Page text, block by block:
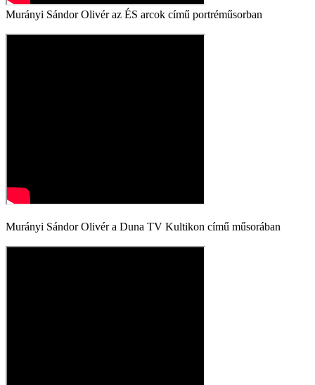
Murányi Sándor Olivér az ÉS arcok című portréműsorban
Murányi Sándor Olivér a Duna TV Kultikon című műsorában